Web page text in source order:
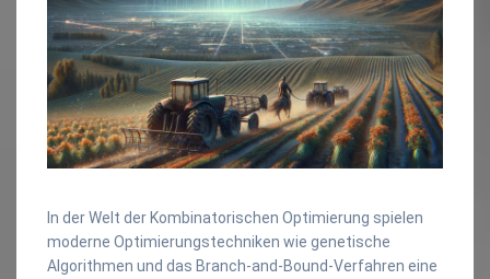
In der Welt der Kombinatorischen Optimierung spielen
moderne Optimierungstechniken wie genetische
Algorithmen und das Branch-and-Bound-Verfahren eine